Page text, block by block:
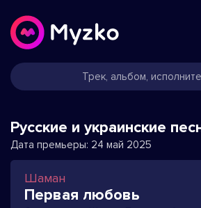
Русские и украинские
Дата премьеры: 24 май 2025
Шаман
Первая любовь